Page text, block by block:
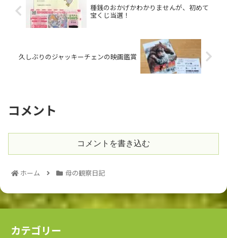
種銭のおかげかわかりませんが、初めて
宝くじ当選！
久しぶりのジャッキーチェンの映画鑑賞
コメント
コメントを書き込む
ホーム 母の観察日記
カテゴリー